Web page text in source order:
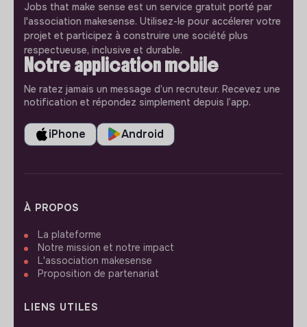
Jobs that make sense est un service gratuit porté par
l'association makesense. Utilisez-le pour accélerer votre
projet et participez à construire une société plus
respectueuse, inclusive et durable.
Notre application mobile
Ne ratez jamais un message d’un recruteur. Recevez une
notification et répondez simplement depuis l’app.
iPhone Android
À PROPOS
La plateforme
Notre mission et notre impact
L'association makesense
Proposition de partenariat
LIENS UTILES